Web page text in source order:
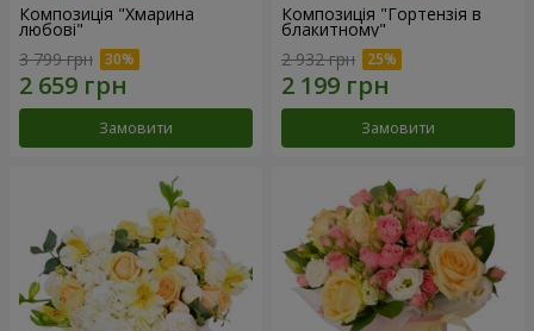
Композиція "Хмарина
любові"
3 799 грн
Замовити
Композиція "Гортензія в
блакитному"
2 932 грн
Замовити